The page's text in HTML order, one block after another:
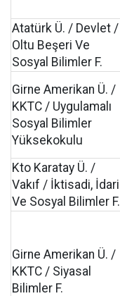
Atatürk Ü. / Devlet /
Oltu Beşeri Ve
Sosyal Bilimler F.
Girne Amerikan Ü. /
KKTC / Uygulamalı
Sosyal Bilimler
Yüksekokulu
Kto Karatay Ü. /
Vakıf / İktisadi, İdari
Ve Sosyal Bilimler F.
Girne Amerikan Ü. /
KKTC / Siyasal
Bilimler F.